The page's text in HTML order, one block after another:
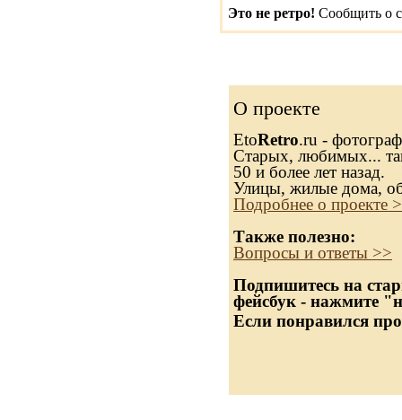
Это не ретро! Сообщить о
О проекте
EtoRetro.ru -
Старых, любимых...
50 и более лет назад.
Улицы, жилые дома,
Подробнее о проекте
Также полезно:
Вопросы и ответы >>
Подпишитесь на
фейсбук - нажмите
Если понравился